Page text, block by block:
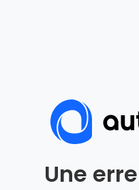
Une